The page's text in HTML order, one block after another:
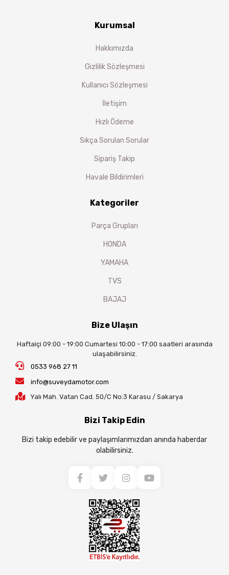
Kurumsal
Hakkımızda
Gizlilik Sözleşmesi
Kullanıcı Sözleşmesi
İletişim
Hızlı Ödeme
Sıkça Sorulan Sorular
Sipariş Takip
Havale Bildirimleri
Kategoriler
Parça Grupları
HONDA
YAMAHA
TVS
BAJAJ
Bize Ulaşın
Haftaiçi 09:00 - 19:00 Cumartesi 10:00 - 17:00 saatleri arasında
ulaşabilirsiniz.
0533 968 27 11
info@suveydamotor.com
Yalı Mah. Vatan Cad. 50/C No:3 Karasu / Sakarya
Bizi Takip Edin
Bizi takip edebilir ve paylaşımlarımızdan anında haberdar
olabilirsiniz.